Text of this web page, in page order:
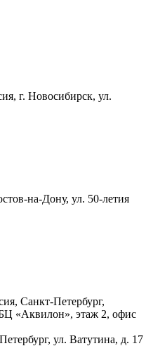
г. Новосибирск, ул.
на-Дону, ул. 50-летия
Санкт-Петербург,
«Аквилон», этаж 2, офис
ул. Ватутина, д. 17